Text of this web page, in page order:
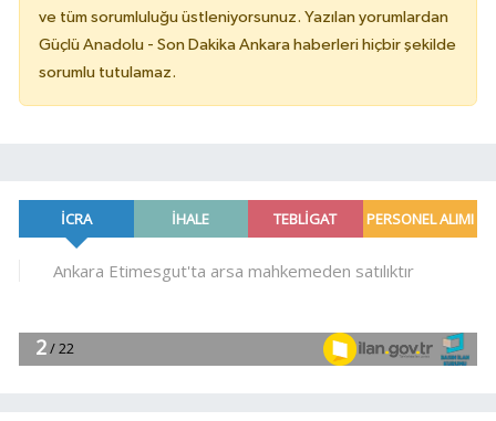
ve tüm sorumluluğu üstleniyorsunuz. Yazılan yorumlardan
Güçlü Anadolu - Son Dakika Ankara haberleri hiçbir şekilde
sorumlu tutulamaz.